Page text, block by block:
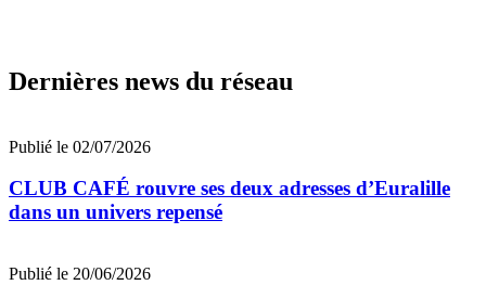
Dernières news du réseau
Publié le 02/07/2026
CLUB CAFÉ rouvre ses deux adresses d’Euralille
dans un univers repensé
Publié le 20/06/2026